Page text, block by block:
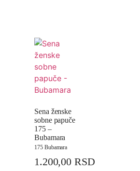
Sena ženske
sobne papuče
175 –
Bubamara
175 Bubamara
1.200,00RSD